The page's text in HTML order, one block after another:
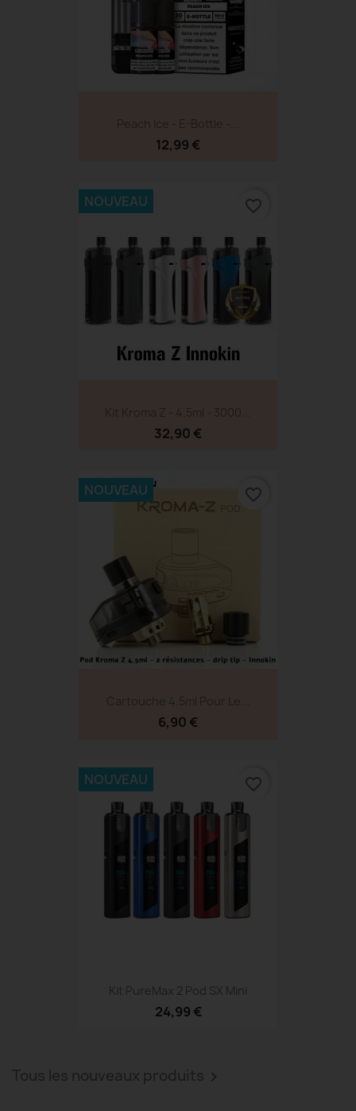
Peach Ice - E-Bottle -...
12,99 €
Kit Kroma Z - 4.5ml - 3000...
32,90 €
NOUVEAU favorite_border
Cartouche 4.5ml Pour Le...
6,90 €
NOUVEAU favorite_border
Kit PureMax 2 Pod SX Mini
24,99 €
NOUVEAU favorite_border
Tous les nouveaux produits 